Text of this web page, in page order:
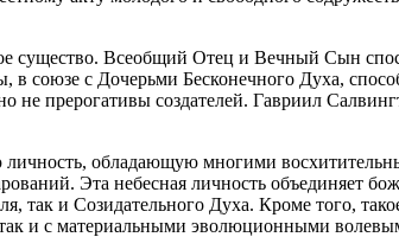
существо. Всеобщий Отец и Вечный Сын
союзе с Дочерьми Бесконечного Духа,
не прерогативы создателей. Гавриил
личность, обладающую многими
Эта небесная личность объединяет
и Созидательного Духа. Кроме того,
и с материальными эволюционными